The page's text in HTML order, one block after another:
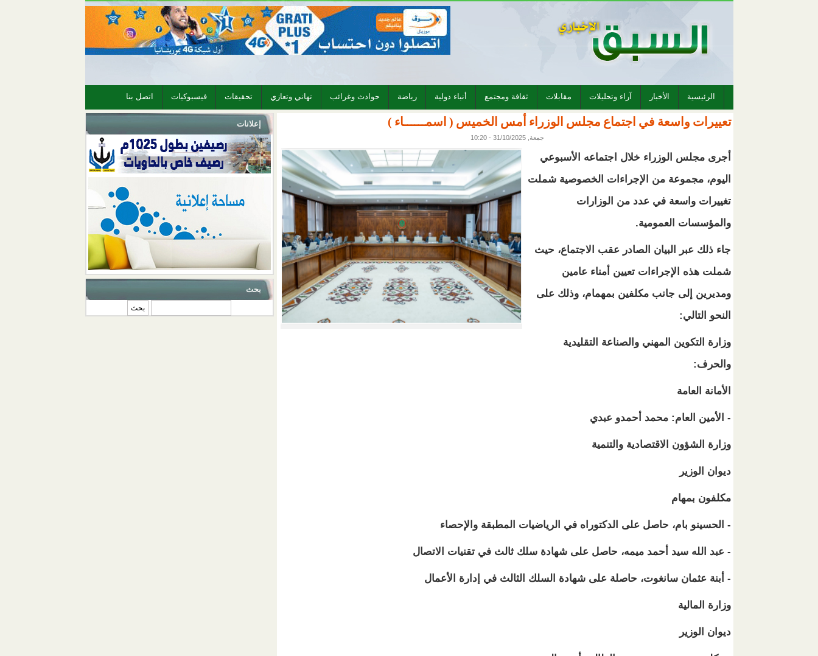
الرئيسية الأخبار آراء وتحليلات مقابلات ثقافة ومجتمع أنباء دولية رياضة حوادث وغرائب تهاني وتعازي تحقيقات فيسبوكيات اتصل بنا
إعلانات
بحث
تعييرات واسعة في اجتماع مجلس الوزراء أمس الخميس ( اسمــــــاء )
جمعة, 31/10/2025 - 10:20
أجرى مجلس الوزراء خلال اجتماعه الأسبوعي
اليوم، مجموعة من الإجراءات الخصوصية شملت
تغييرات واسعة في عدد من الوزارات
والمؤسسات العمومية.
جاء ذلك عبر البيان الصادر عقب الاجتماع، حيث
شملت هذه الإجراءات تعيين أمناء عامين
ومديرين إلى جانب مكلفين بمهمام، وذلك على
النحو التالي:
وزارة التكوين المهني والصناعة التقليدية
والحرف:
الأمانة العامة
- الأمين العام: محمد أحمدو عبدي
وزارة الشؤون الاقتصادية والتنمية
ديوان الوزير
مكلفون بمهام
- الحسينو بام، حاصل على الدكتوراه في الرياضيات المطبقة والإحصاء
- عبد الله سيد أحمد ميمه، حاصل على شهادة سلك ثالث في تقنيات الاتصال
- أبنة عثمان سانغوت، حاصلة على شهادة السلك الثالث في إدارة الأعمال
وزارة المالية
ديوان الوزير